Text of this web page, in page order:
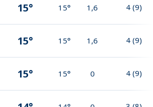
15° 15° 1,6 4 (9)
15° 15° 1,6 4 (9)
15° 15° 0 4 (9)